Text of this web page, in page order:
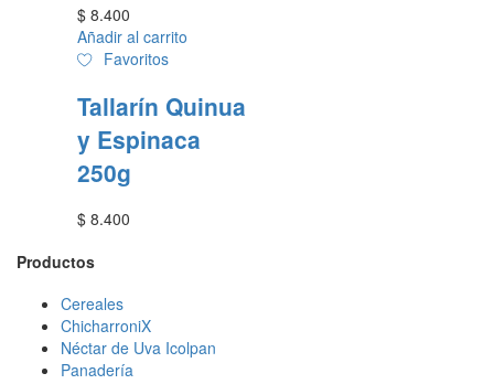
$ 8.400
Añadir al carrito
Favoritos
Tallarín Quinua
y Espinaca
250g
$ 8.400
Productos
Cereales
ChicharroniX
Néctar de Uva Icolpan
Panadería